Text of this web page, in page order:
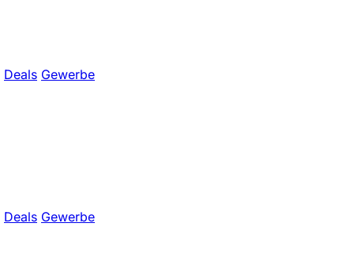
Deals Gewerbe
Deals Gewerbe